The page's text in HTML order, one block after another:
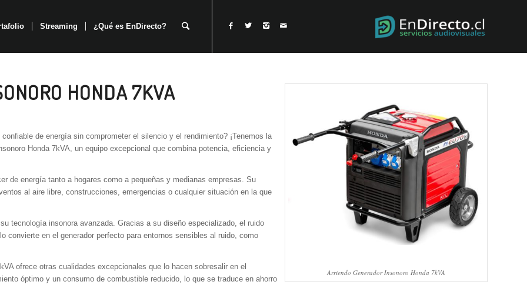
Streaming ¿Qué es EnDirecto?
Arriendo Generador Insonoro Honda 7kVA
HONDA 7KVA
de energía sin comprometer el silencio y el rendimiento? ¡Tenemos la
Honda 7kVA, un equipo excepcional que combina potencia, eficiencia y
de energía tanto a hogares como a pequeñas y medianas empresas. Su
al aire libre, construcciones, emergencias o cualquier situación en la que
tecnología insonora avanzada. Gracias a su diseño especializado, el ruido
convierte en el generador perfecto para entornos sensibles al ruido, como
ofrece otras cualidades excepcionales que lo hacen sobresalir en el
óptimo y un consumo de combustible reducido, lo que se traduce en ahorro